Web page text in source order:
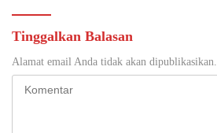
Tinggalkan Balasan
Alamat email Anda tidak akan dipublikasikan.